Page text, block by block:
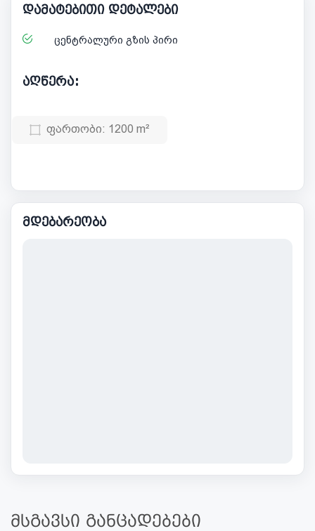
დამატებითი დეტალები
ცენტრალური გზის პირი
აღწერა:
ფართობი: 1200 m²
მდებარეობა
მსგავსი განცადებები